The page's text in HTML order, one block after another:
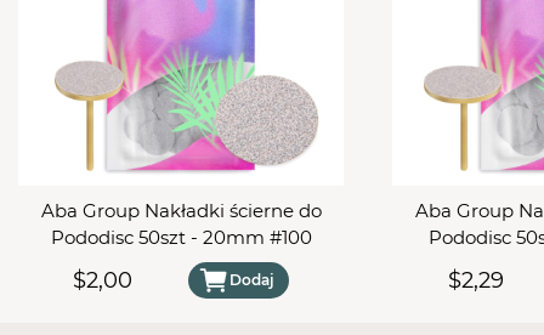
Cieniutki i precyzyjny, doskonały do zdobień
paznokci zarówno farbkami, kolorowym akrylem jak
i kolorowym żelem oraz lakierami hybrydowymi.
Idealnie wyprofilowana rączka zapewni komfort
podczas wykonywania manicure.
Aba Group Nakładki ścierne do
Pododisc 50szt - 20mm #100
$2,00 Dodaj
Aba Group
Pododisc
$2,29